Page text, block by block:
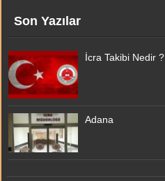
Son Yazılar
İcra Takibi Nedir ?
Adana